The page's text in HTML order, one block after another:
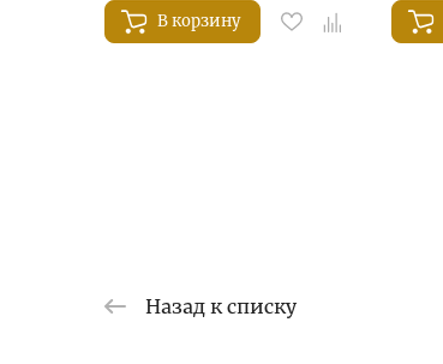
В корзину
Назад к списку